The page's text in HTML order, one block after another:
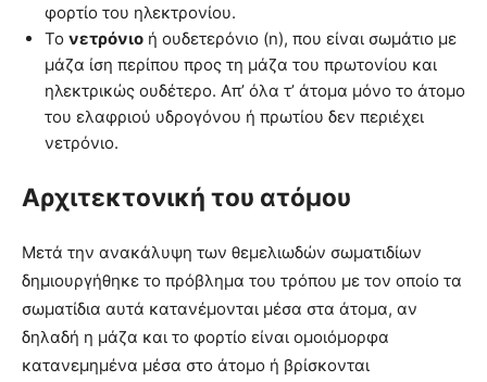
φορτίο του ηλεκτρονίου.
Το νετρόνιο ή ουδετερόνιο (n), που είναι σωμάτιο με
μάζα ίση περίπου προς τη μάζα του πρωτονίου και
ηλεκτρικώς ουδέτερο. Απ’ όλα τ’ άτομα μόνο το άτομο
του ελαφριού υδρογόνου ή πρωτίου δεν περιέχει
νετρόνιο.
Αρχιτεκτονική του ατόμου
Μετά την ανακάλυψη των θεμελιωδών σωματιδίων
δημιουργήθηκε το πρόβλημα του τρόπου με τον οποίο τα
σωματίδια αυτά κατανέμονται μέσα στα άτομα, αν
δηλαδή η μάζα και το φορτίο είναι ομοιόμορφα
κατανεμημένα μέσα στο άτομο ή βρίσκονται